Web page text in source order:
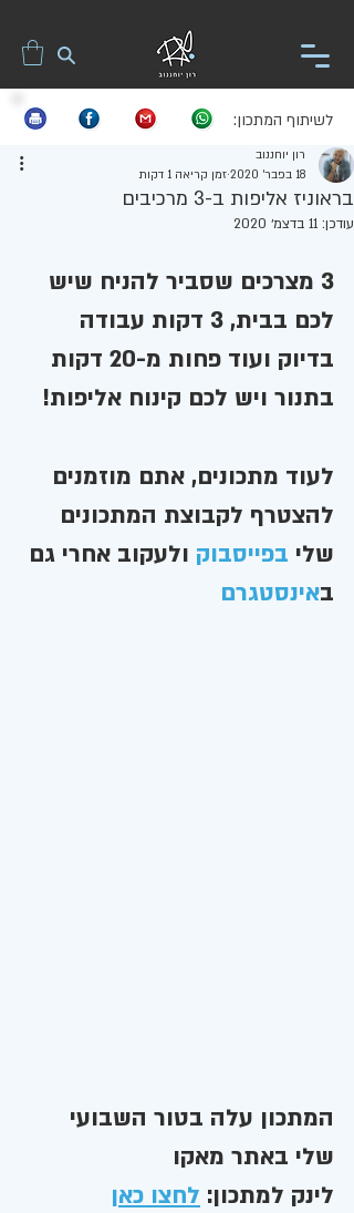
לשיתוף המתכון:
בראוניז אליפות ב-3 מרכיבים
רון יוחננוב
18 בפבר׳ 2020
זמן קריאה 1 דקות
עודכן: 11 בדצמ׳ 2020
3 מצרכים שסביר להניח שיש
לכם בבית, 3 דקות עבודה
בדיוק ועוד פחות מ-20 דקות
בתנור ויש לכם קינוח אליפות!
לעוד מתכונים, אתם מוזמנים
להצטרף לקבוצת המתכונים
שלי בפייסבוק ולעקוב אחרי גם
באינסטגרם
המתכון עלה בטור השבועי
שלי באתר מאקו
לינק למתכון: לחצו כאן